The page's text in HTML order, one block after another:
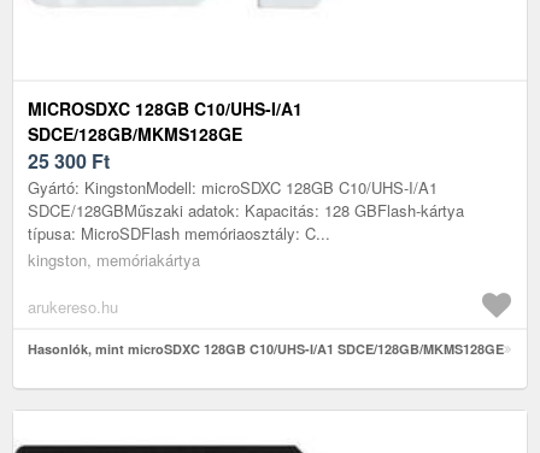
MICROSDXC 128GB C10/UHS-I/A1
SDCE/128GB/MKMS128GE
25 300 Ft
Gyártó: KingstonModell: microSDXC 128GB C10/UHS-I/A1
SDCE/128GBMűszaki adatok: Kapacitás: 128 GBFlash-kártya
típusa: MicroSDFlash memóriaosztály: C...
kingston, memóriakártya
arukereso.hu
Hasonlók, mint microSDXC 128GB C10/UHS-I/A1 SDCE/128GB/MKMS128GE